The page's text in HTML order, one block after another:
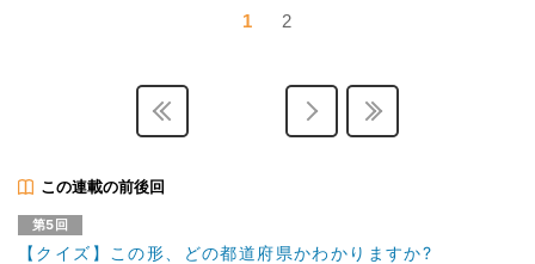
1 2
この連載の前後回
第5回
【クイズ】この形、どの都道府県かわかりますか?